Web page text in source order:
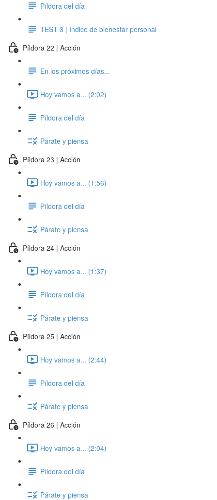
Píldora del día
TEST 3 | Indice de bienestar personal
Píldora 22 | Acción
En los próximos días...
Hoy vamos a... (2:02)
Píldora del día
Párate y piensa
Píldora 23 | Acción
Hoy vamos a... (1:56)
Píldora del día
Párate y piensa
Píldora 24 | Acción
Hoy vamos a... (1:37)
Píldora del día
Párate y piensa
Píldora 25 | Acción
Hoy vamos a... (2:44)
Píldora del día
Párate y piensa
Píldora 26 | Acción
Hoy vamos a... (2:04)
Píldora del día
Párate y piensa